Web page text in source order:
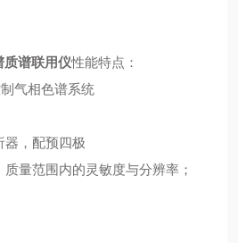
质谱联用仪性能特点：
气相色谱系统
器，配预四极
量范围内的灵敏度与分辨率；